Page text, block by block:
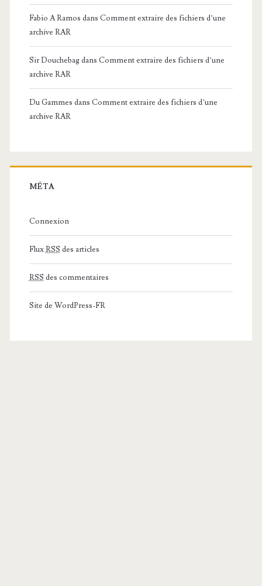
Fabio A Ramos dans Comment extraire des fichiers d’une
archive RAR
Sir Douchebagdans Comment extraire des fichiers d’une
archive RAR
Du Gammes dans Comment extraire des fichiers d’une
archive RAR
MÉTA
Connexion
FluxRSS des articles
RSS des commentaires
Site de WordPress-FR